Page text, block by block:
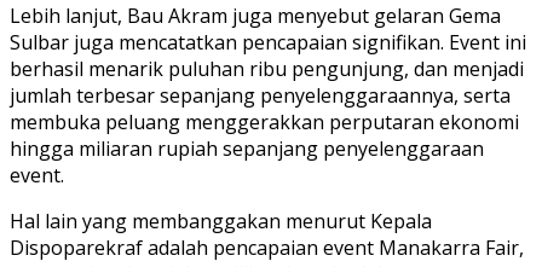
Lebih lanjut, Bau Akram juga menyebut gelaran Gema
Sulbar juga mencatatkan pencapaian signifikan. Event ini
berhasil menarik puluhan ribu pengunjung, dan menjadi
jumlah terbesar sepanjang penyelenggaraannya, serta
membuka peluang menggerakkan perputaran ekonomi
hingga miliaran rupiah sepanjang penyelenggaraan
event.
Hal lain yang membanggakan menurut Kepala
Dispoparekraf adalah pencapaian event Manakarra Fair,